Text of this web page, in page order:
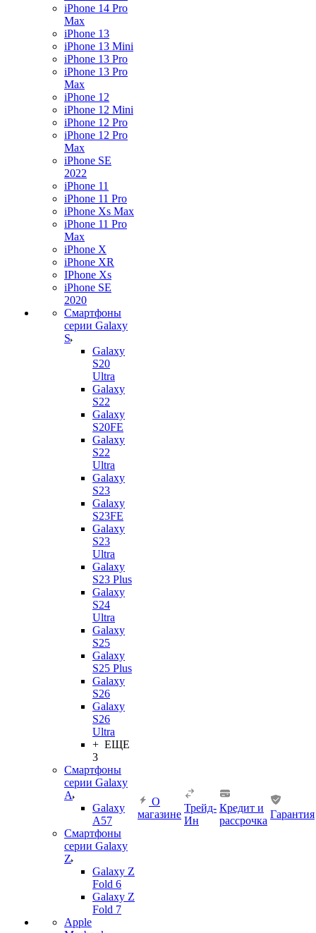
iPhone 14 Pro
Max
iPhone 13
iPhone 13 Mini
iPhone 13 Pro
iPhone 13 Pro
Max
iPhone 12
iPhone 12 Mini
iPhone 12 Pro
iPhone 12 Pro
Max
iPhone SE
2022
iPhone 11
iPhone 11 Pro
iPhone Xs Max
iPhone 11 Pro
Max
iPhone X
iPhone XR
IPhone Xs
iPhone SE
2020
Смартфоны
серии Galaxy
S
Galaxy
S20
Ultra
Galaxy
S22
Galaxy
S20FE
Galaxy
S22
Ultra
Galaxy
S23
Galaxy
S23FE
Galaxy
S23
Ultra
Galaxy
S23 Plus
Galaxy
S24
Ultra
Galaxy
S25
Galaxy
S25 Plus
Galaxy
S26
Galaxy
S26
Ultra
+ ЕЩЕ
3
Смартфоны
серии Galaxy
A
Galaxy
A57
Смартфоны
серии Galaxy
Z
Galaxy Z
Fold 6
Galaxy Z
Fold 7
Apple
О
магазине
Трейд-
Ин
Кредит и
рассрочка
Гарантия